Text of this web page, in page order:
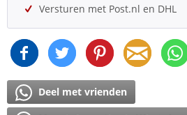
Versturen met Post.nl en DHL
Deel met vrienden